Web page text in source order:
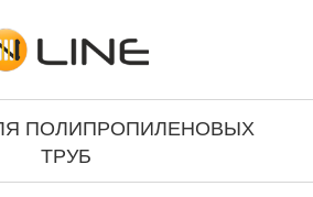
ПОЛИПРОПИЛЕНОВЫХ
ТРУБ